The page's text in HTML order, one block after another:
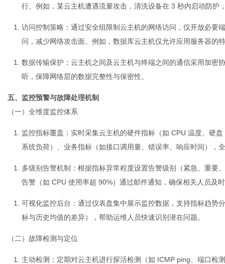
行。例如，某云主机遭遇流量攻击，清洗设备在 3 秒内启动防护
访问控制策略 ：通过安全组限制云主机的网络访问，仅开放必
问，减少网络攻击面。例如，数据库云主机仅允许应用服务器的
数据传输保护 ：云主机之间及云主机与终端之间的通信采用加
听，保障网络层的数据完整性与保密性。
五、监控预警与故障处理机制
（一）全维度监控体系
监控指标覆盖 ：实时采集云主机的硬件指标（如 CPU 温度、硬
系统负荷）、业务指标（如接口调用量、错误率、响应时间），
多级别告警机制 ：根据指标异常程度设置告警级别（紧急、重要
告警（如 CPU 使用率超 90%）通过邮件通知，确保相关人员及
可视化监控后台 ：通过仪表盘集中展示监控数据，支持指标趋
标与历史均值的差异），帮助运维人员快速识别潜在问题。
（二）故障检测与定位
主动检测 ：定期对云主机进行探活检测（如 ICMP ping、端口